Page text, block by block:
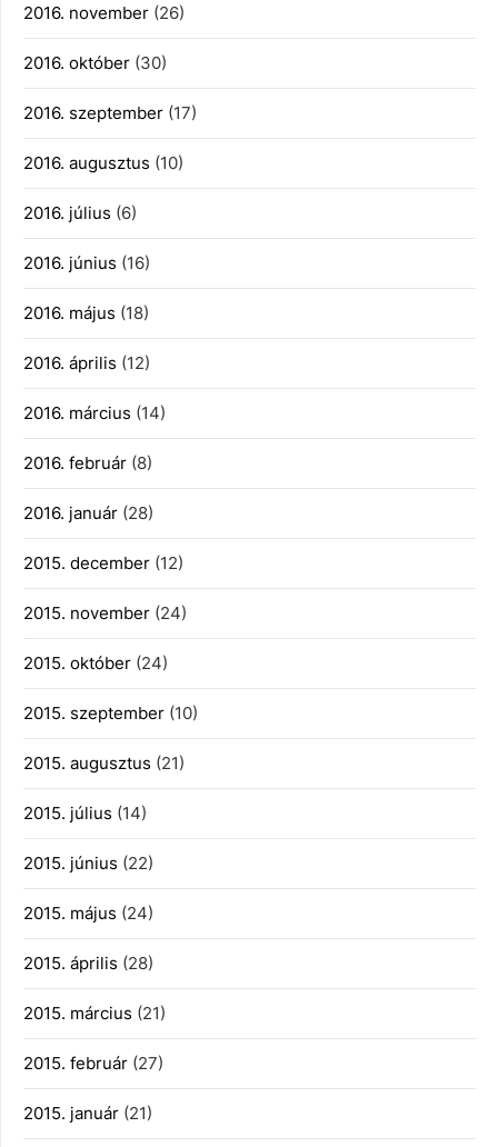
2016. november (26)
2016. október (30)
2016. szeptember (17)
2016. augusztus (10)
2016. július (6)
2016. június (16)
2016. május (18)
2016. április (12)
2016. március (14)
2016. február (8)
2016. január (28)
2015. december (12)
2015. november (24)
2015. október (24)
2015. szeptember (10)
2015. augusztus (21)
2015. július (14)
2015. június (22)
2015. május (24)
2015. április (28)
2015. március (21)
2015. február (27)
2015. január (21)